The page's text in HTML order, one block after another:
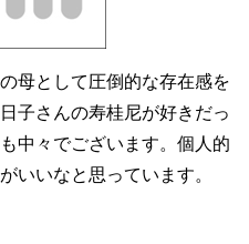
母として圧倒的な存在感を
子さんの寿桂尼が好きだっ
中々でございます。個人的
いいなと思っています。